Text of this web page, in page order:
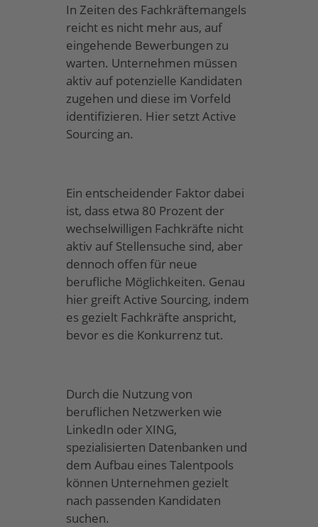
In Zeiten des Fachkräftemangels
reicht es nicht mehr aus, auf
eingehende Bewerbungen zu
warten. Unternehmen müssen
aktiv auf potenzielle Kandidaten
zugehen und diese im Vorfeld
identifizieren. Hier setzt Active
Sourcing an.
Ein entscheidender Faktor dabei
ist, dass etwa 80 Prozent der
wechselwilligen Fachkräfte nicht
aktiv auf Stellensuche sind, aber
dennoch offen für neue
berufliche Möglichkeiten. Genau
hier greift Active Sourcing, indem
es gezielt Fachkräfte anspricht,
bevor es die Konkurrenz tut.
Durch die Nutzung von
beruflichen Netzwerken wie
LinkedIn oder XING,
spezialisierten Datenbanken und
dem Aufbau eines Talentpools
können Unternehmen gezielt
nach passenden Kandidaten
suchen.